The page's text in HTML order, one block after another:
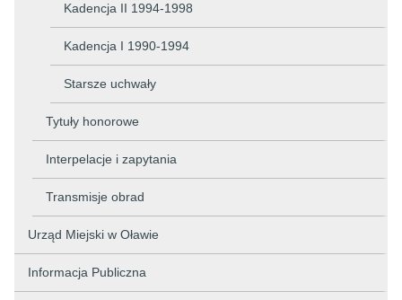
Kadencja II 1994-1998
Kadencja I 1990-1994
Starsze uchwały
Tytuły honorowe
Interpelacje i zapytania
Transmisje obrad
Urząd Miejski w Oławie
Informacja Publiczna